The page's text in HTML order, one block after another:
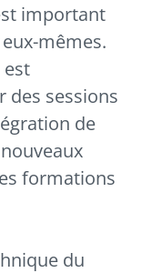
important
mêmes.
est
des sessions
de
formations
du